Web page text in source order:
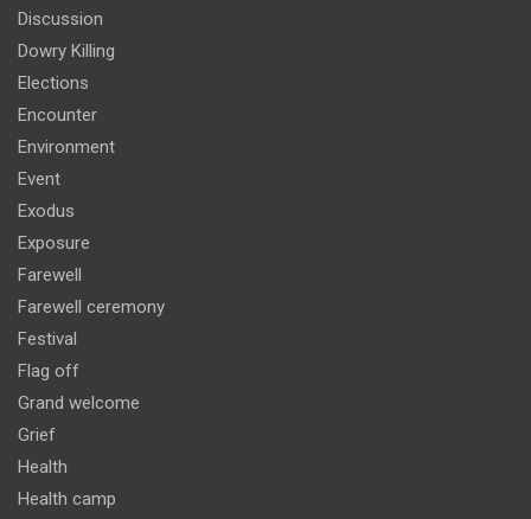
Discussion
Dowry Killing
Elections
Encounter
Environment
Event
Exodus
Exposure
Farewell
Farewell ceremony
Festival
Flag off
Grand welcome
Grief
Health
Health camp